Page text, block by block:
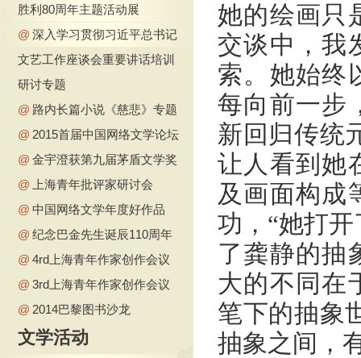
胜利80周年主题活动展
@ 深入学习贯彻习近平总书记
文艺工作座谈会重要讲话培训
研讨专题
@ 路内长篇小说《慈悲》专题
@ 2015首届中国网络文学论坛
@ 金宇澄获第九届茅盾文学奖
@
上海青年批评家研讨会
@ 中国网络文学年度好作品
@ 纪念巴金先生诞辰110周年
@ 4rd上海青年作家创作会议
@ 3rd上海青年作家创作会议
@ 2014巴黎图书沙龙
文学活动
她的绘画只
交谈中，我
索。她始终
每向前一步
新回归传统
让人看到她
及画面构成
功，“她打
了龚静的抽
大的不同在
笔下的抽象
抽象之间，